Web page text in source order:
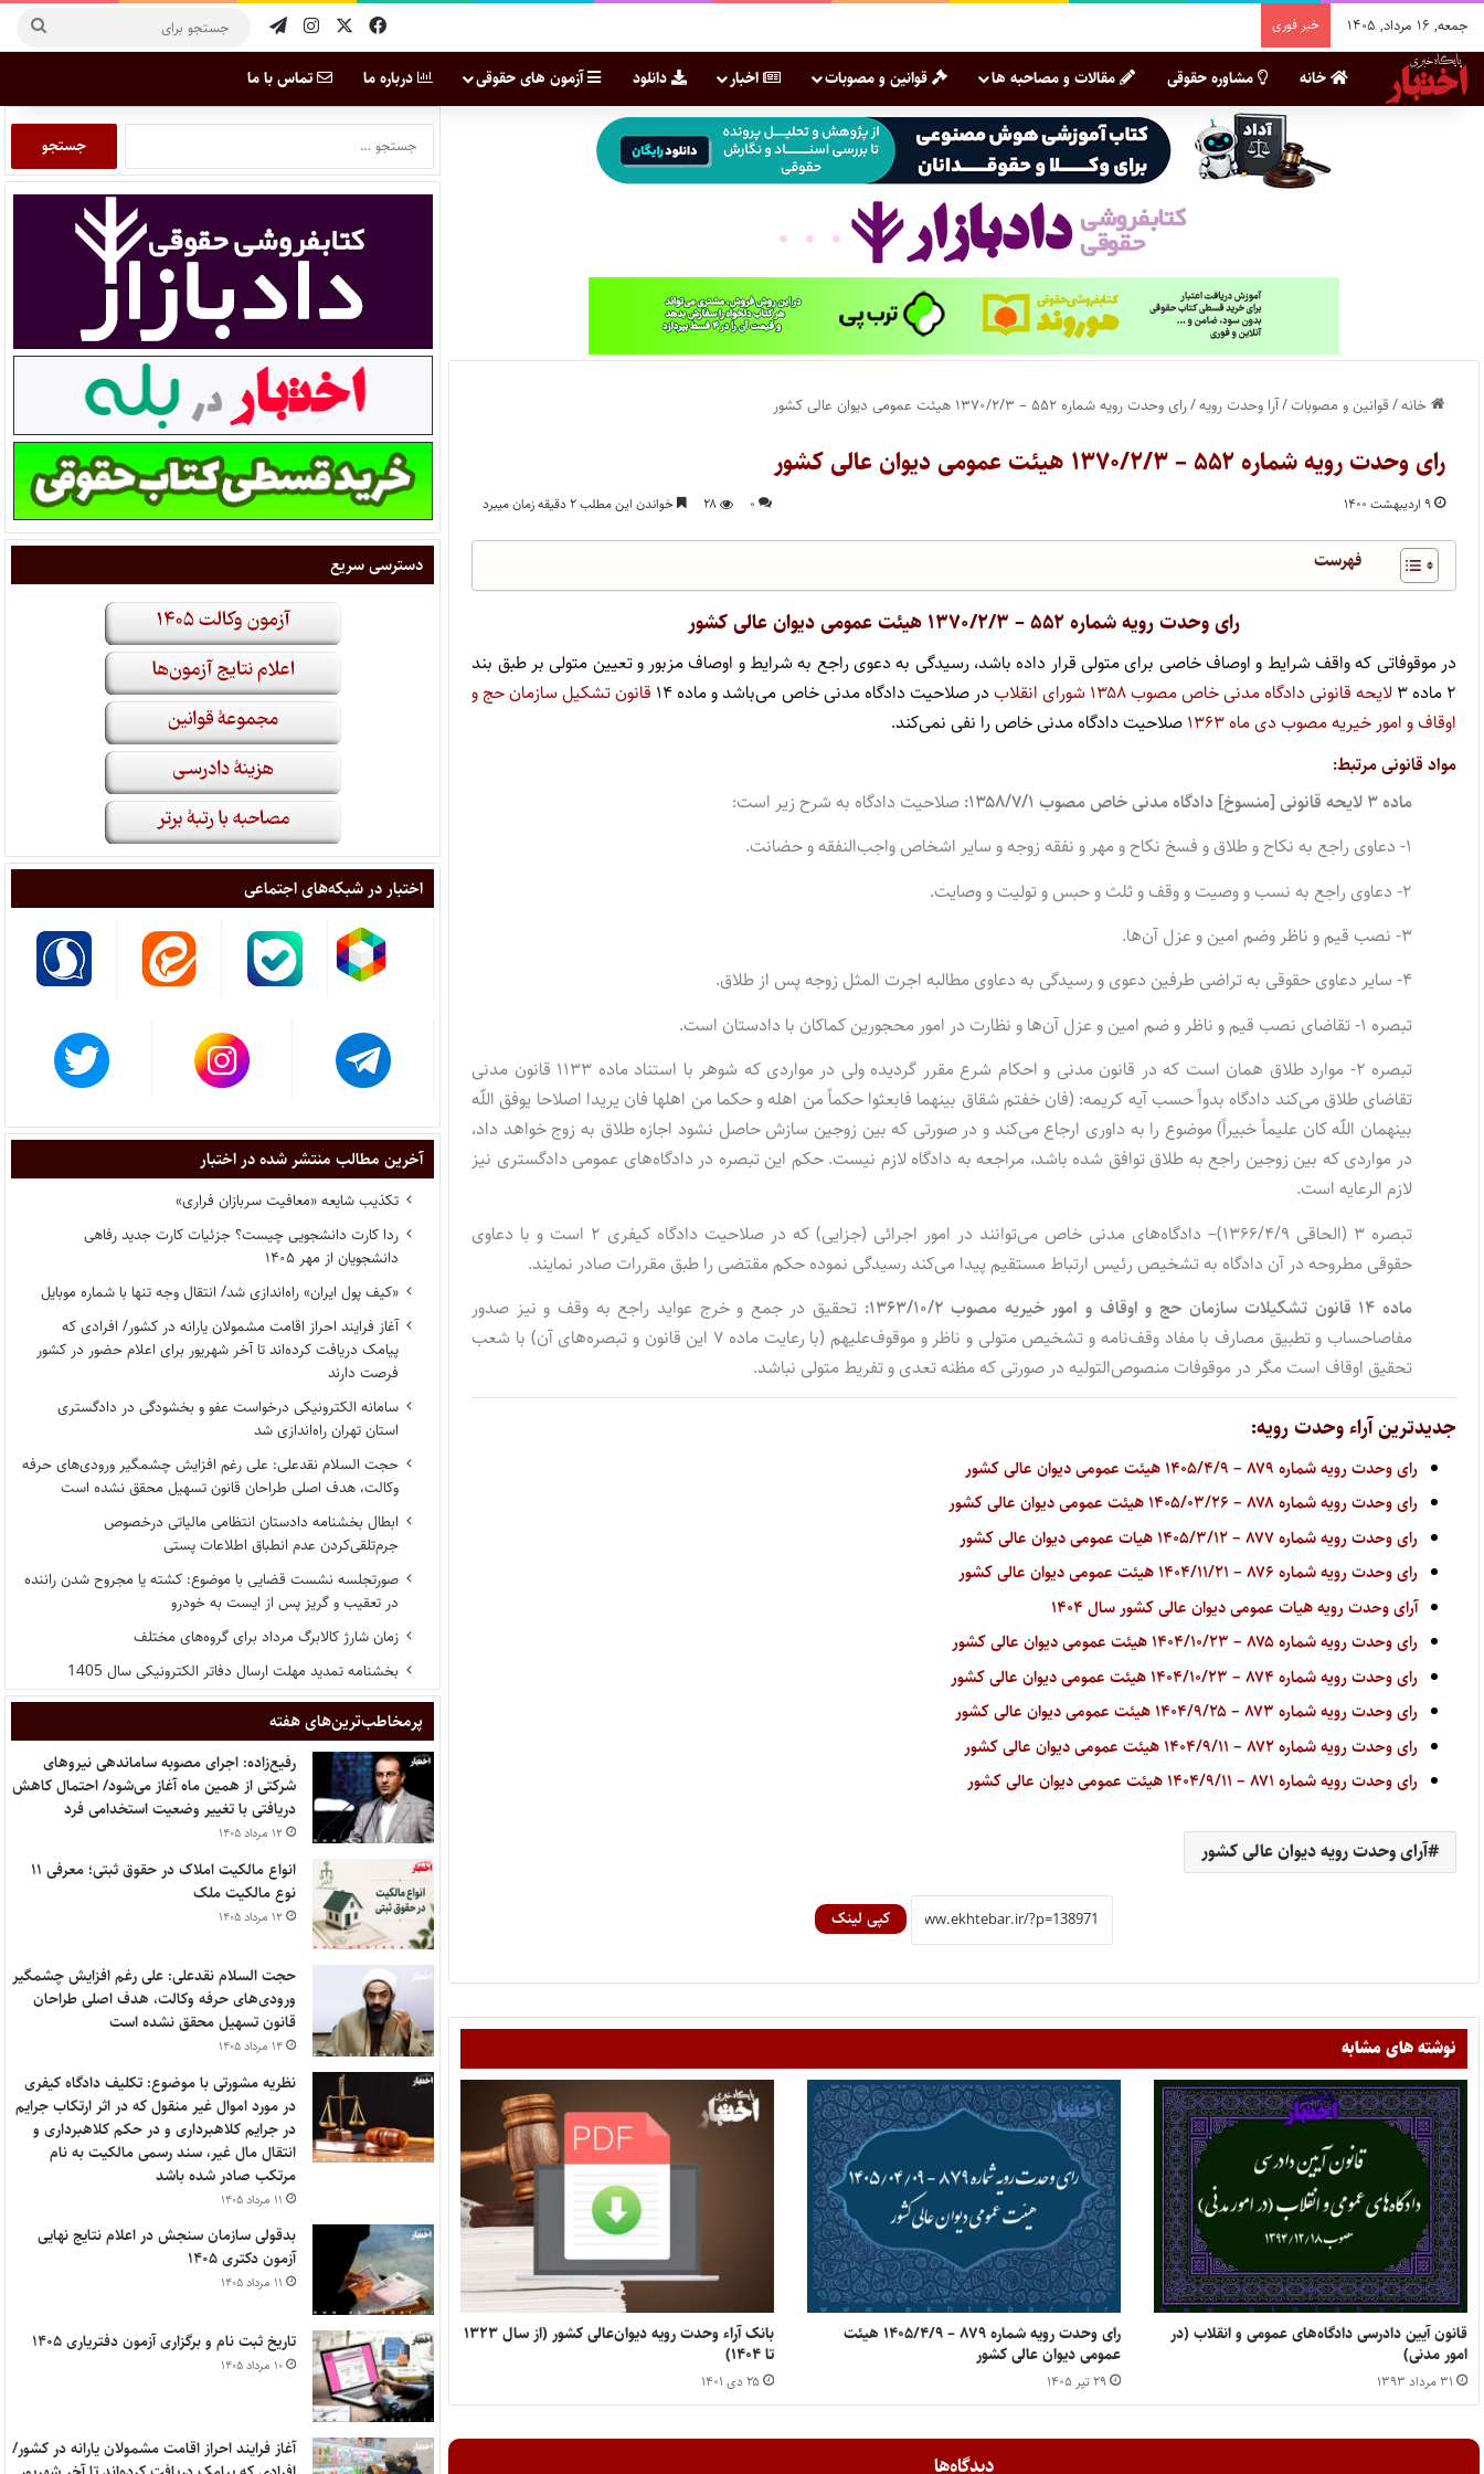
جمعه, ۱۶ مرداد, ۱۴۰۵ خبر فوری
خانه مشاوره حقوقی مقالات و مصاحبه ها قوانین و مصوبات اخبار دانلود آزمون های حقوقی درباره ما تماس با ما
خانه/قوانین و مصوبات/آرا وحدت رویه/رای وحدت رویه شماره ۵۵۲ – ۱۳۷۰/۲/۳ هیئت عمومی دیوان عالی کشور
رای وحدت رویه شماره ۵۵۲ – ۱۳۷۰/۲/۳ هیئت عمومی دیوان عالی کشور
۹ اردیبهشت ۱۴۰۰ ۰ ۲۸ خواندن این مطلب ۲ دقیقه زمان میبرد
فهرست
رای وحدت رویه شماره ۵۵۲ – ۱۳۷۰/۲/۳ هیئت عمومی دیوان عالی کشور
در موقوفاتی که واقف شرایط و اوصاف خاصی برای متولی قرار داده باشد‌‌، رسیدگی به دعوی راجع به شرایط و اوصاف مزبور و تعیین متولی بر طبق بند
۲ ماده ۳
لایحه قانونی دادگاه مدنی خاص مصوب ۱۳۵۸ شورای انقلاب در صلاحیت دادگاه مدنی خاص می‌باشد و ماده ۱۴
قانون تشکیل سازمان حج و
اوقاف و امور خیریه مصوب دی ماه ۱۳۶۳
صلاحیت دادگاه مدنی خاص را نفی نمی‌کند.
مواد قانونی مرتبط:
ماده ۳ لایحه قانونی [منسوخ] دادگاه مدنی خاص مصوب ۱۳۵۸/۷/۱:
صلاحیت دادگاه به شرح زیر است:
۱- دعاوی راجع به نکاح و طلاق و فسخ نکاح و مهر و نفقه زوجه و سایر اشخاص واجب‌النفقه و حضانت.
۲- دعاوی راجع به نسب و وصیت و وقف و ثلث و حبس و تولیت و وصایت.
۳- نصب قیم و ناظر وضم امین و عزل آن‌ها.
۴- سایر دعاوی حقوقی به تراضی طرفین دعوی و رسیدگی به دعاوی مطالبه اجرت المثل زوجه پس از طلاق.
تبصره ۱-
تقاضای نصب قیم و ناظر و ضم امین و عزل آن‌ها و نظارت در امور محجورین کماکان با دادستان است.
تبصره ۲-
موارد طلاق همان است که در قانون مدنی و احکام شرع مقرر گردیده ولی در مواردی که شوهر با استناد ماده ۱۱۳۳ قانون مدنی
تقاضای طلاق می‌کند دادگاه بدواً حسب آیه کریمه: (فان خفتم شقاق بینهما فابعثوا حکماً من اهله و حکما من اهلها فان یریدا اصلاحا یوفق اللّه
بینهمان اللّه کان علیماً خبیراً) موضوع را به داوری ارجاع می‌کند و در صورتی که بین زوجین سازش حاصل نشود اجازه طلاق به زوج خواهد داد،
در مواردی که بین زوجین راجع به طلاق توافق شده باشد، مراجعه به دادگاه لازم نیست. حکم این تبصره در دادگاه‌های عمومی دادگستری نیز
لازم الرعایه است.
تبصره ۳ (الحاقی ۱۳۶۶/۴/۹)
– دادگاه‌های مدنی خاص می‌توانند در امور اجرائی (جزایی) که در صلاحیت دادگاه کیفری ۲ است و با دعاوی
حقوقی مطروحه در آن دادگاه به تشخیص ‌رئیس ارتباط مستقیم پیدا می‌کند رسیدگی نموده حکم مقتضی را طبق مقررات صادر نمایند.
ماده ۱۴ قانون تشکیلات سازمان حج و اوقاف و امور خیریه مصوب ۱۳۶۳/۱۰/۲:
تحقیق در جمع و خرج عواید راجع به وقف و نیز صدور
مفاصاحساب و تطبیق مصارف با مفاد وقف‌نامه و تشخیص متولی و ناظر و موقوف‌علیهم (‌با رعایت ماده ۷ این قانون و تبصره‌های آن) با شعب
تحقیق اوقاف است مگر در موقوفات منصوص‌التولیه در صورتی که مظنه تعدی و تفریط متولی نباشد.
جدیدترین آراء وحدت رویه:
رای وحدت رویه شماره ۸۷۹ – ۱۴۰۵/۴/۹ هیئت عمومی دیوان عالی کشور
رای وحدت رویه شماره ۸۷۸ – ۱۴۰۵/۰۳/۲۶ هیئت عمومی دیوان عالی کشور
رای وحدت رویه شماره ۸۷۷ – ۱۴۰۵/۳/۱۲ هیات عمومی دیوان عالی کشور
رای وحدت رویه شماره ۸۷۶ – ۱۴۰۴/۱۱/۲۱ هیئت عمومی دیوان عالی کشور
آرای وحدت رویه هیات عمومی دیوان عالی کشور سال ۱۴۰۴
رای وحدت رویه شماره ۸۷۵ – ۱۴۰۴/۱۰/۲۳ هیئت عمومی دیوان عالی کشور
رای وحدت رویه شماره ۸۷۴ – ۱۴۰۴/۱۰/۲۳ هیئت عمومی دیوان عالی کشور
رای وحدت رویه شماره ۸۷۳ – ۱۴۰۴/۹/۲۵ هیئت عمومی دیوان عالی کشور
رای وحدت رویه شماره ۸۷۲ – ۱۴۰۴/۹/۱۱ هیئت عمومی دیوان عالی کشور
رای وحدت رویه شماره ۸۷۱ – ۱۴۰۴/۹/۱۱ هیئت عمومی دیوان عالی کشور
آرای وحدت رویه دیوان عالی کشور
کپی لینک
نوشته های مشابه
‌قانون آیین دادرسی دادگاه‌های عمومی و انقلاب (‌در
امور مدنی)
۳۱ مرداد ۱۳۹۳
رای وحدت رویه شماره ۸۷۹ – ۱۴۰۵/۴/۹ هیئت
عمومی دیوان عالی کشور
۲۹ تیر ۱۴۰۵
بانک آراء وحدت رویه دیوان‌عالی کشور (از سال ۱۳۲۳
تا ۱۴۰۴)
۲۵ دی ۱۴۰۱
دیدگاه‌ها
دسترسی سریع
اختبار در شبکه‌های اجتماعی
آخرین مطالب منتشر شده در اختبار
تکذیب شایعه «معافیت سربازان فراری»
ردا کارت دانشجویی چیست؟ جزئیات کارت جدید رفاهی
دانشجویان از مهر ۱۴۰۵
«کیف پول ایران» راه‌اندازی شد/ انتقال وجه تنها با شماره موبایل
آغاز فرایند احراز اقامت مشمولان یارانه در کشور/ افرادی که
پیامک دریافت کرده‌اند تا آخر شهریور برای اعلام حضور در کشور
فرصت دارند
سامانه الکترونیکی درخواست عفو و بخشودگی در دادگستری
استان تهران راه‌اندازی شد
حجت السلام نقدعلی: علی رغم افزایش چشمگیر ورودی‌های حرفه
وکالت، هدف اصلی طراحان قانون تسهیل محقق نشده است
ابطال بخشنامه دادستان انتظامی مالیاتی درخصوص
جرم‌تلقی‌کردن عدم انطباق اطلاعات پستی
صورتجلسه نشست قضایی با موضوع: کشته یا مجروح شدن راننده
در تعقیب و گریز پس از ایست به خودرو
زمان شارژ کالابرگ مرداد برای گروه‌های مختلف
بخشنامه تمدید مهلت ارسال دفاتر الکترونیکی سال 1405
پر‌مخاطب‌ترین‌های هفته
رفیع‌زاده: اجرای مصوبه ساماندهی نیروهای
شرکتی از همین ماه آغاز می‌شود/ احتمال کاهش
دریافتی با تغییر وضعیت استخدامی فرد
۱۲ مرداد ۱۴۰۵
انواع مالکیت املاک در حقوق ثبتی؛ معرفی ۱۱
نوع مالکیت ملک
۱۲ مرداد ۱۴۰۵
حجت السلام نقدعلی: علی رغم افزایش چشمگیر
ورودی‌های حرفه وکالت، هدف اصلی طراحان
قانون تسهیل محقق نشده است
۱۴ مرداد ۱۴۰۵
نظریه مشورتی با موضوع: تکلیف دادگاه کیفری
در مورد اموال غیر منقول که در اثر ارتکاب جرایم
در جرایم کلاهبرداری و در حکم کلاهبرداری و
انتقال مال غیر، سند رسمی مالکیت به نام
مرتکب صادر شده باشد
۱۱ مرداد ۱۴۰۵
بدقولی سازمان سنجش در اعلام نتایج نهایی
آزمون دکتری ۱۴۰۵
۱۱ مرداد ۱۴۰۵
تاریخ ثبت نام و برگزاری آزمون دفتریاری ۱۴۰۵
۱۰ مرداد ۱۴۰۵
آغاز فرایند احراز اقامت مشمولان یارانه در کشور/